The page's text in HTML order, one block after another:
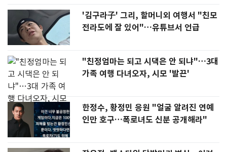
'김구라子' 그리, 할머니외 여행서 "친모
전라도에 잘 있어"…유튜브서 언급
"친정엄마는 되고 시댁은 안 되냐"…3대
가족 여행 다녀오자, 시모 '발끈'
한정수, 황정민 응원 "얼굴 알려진 연예
인만 호구…폭로녀도 신분 공개해라"